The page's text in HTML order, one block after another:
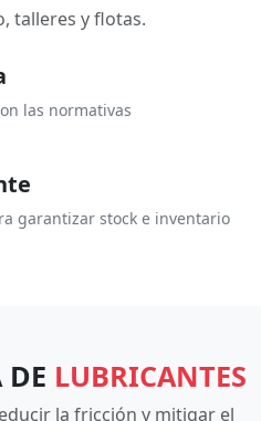
talleres y flotas.
las normativas
garantizar stock e inventario
DE LUBRICANTES
la fricción y mitigar el